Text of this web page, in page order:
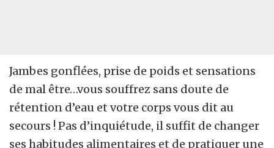
Jambes gonflées, prise de poids et sensations
de mal être…vous souffrez sans doute de
rétention d’eau et votre corps vous dit au
secours ! Pas d’inquiétude, il suffit de changer
ses habitudes alimentaires et de pratiquer une